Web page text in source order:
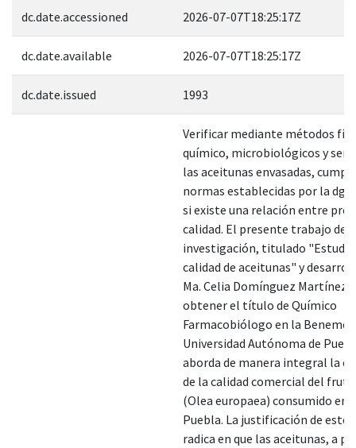
dc.date.accessioned 2026-07-07T18:25:17Z
dc.date.available 2026-07-07T18:25:17Z
dc.date.issued 1993
Verificar mediante métodos
químico, microbiológicos y
las aceitunas envasadas,
normas establecidas por la
si existe una relación entre
calidad. El presente trabajo de
investigación, titulado "Estudio
calidad de aceitunas" y
Ma. Celia Domínguez Martínez
obtener el título de Químico
Farmacobiólogo en la
Universidad Autónoma de
aborda de manera integral la
de la calidad comercial del
(Olea europaea) consumido en
Puebla. La justificación de este
radica en que las aceitunas, a